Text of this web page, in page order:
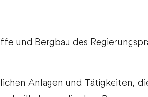
und Bergbau des
Anlagen und Tätigkeiten,